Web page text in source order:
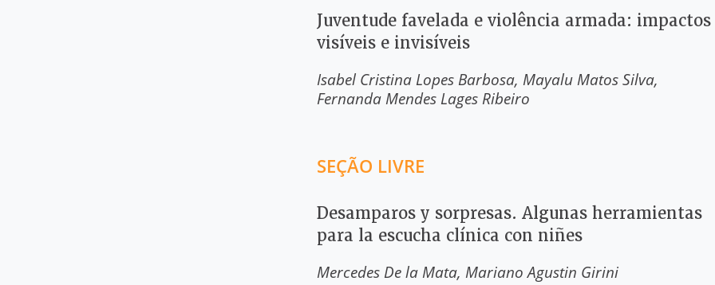
Juventude favelada e violência armada: impactos
visíveis e invisíveis
Isabel Cristina Lopes Barbosa Mayalu Matos Silva
Fernanda Mendes Lages Ribeiro
SEÇÃO LIVRE
Desamparos y sorpresas. Algunas herramientas
para la escucha clínica con niñes
Mercedes De la Mata Mariano Agustin Girini